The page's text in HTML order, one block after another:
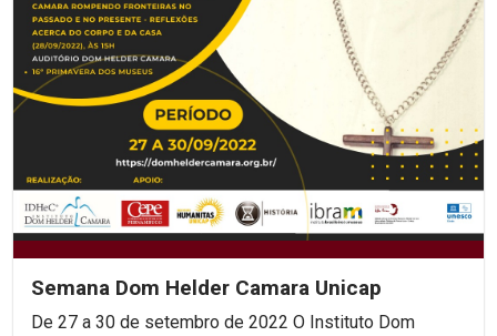
Semana Dom Helder Camara Unicap
De 27 a 30 de setembro de 2022 O Instituto Dom